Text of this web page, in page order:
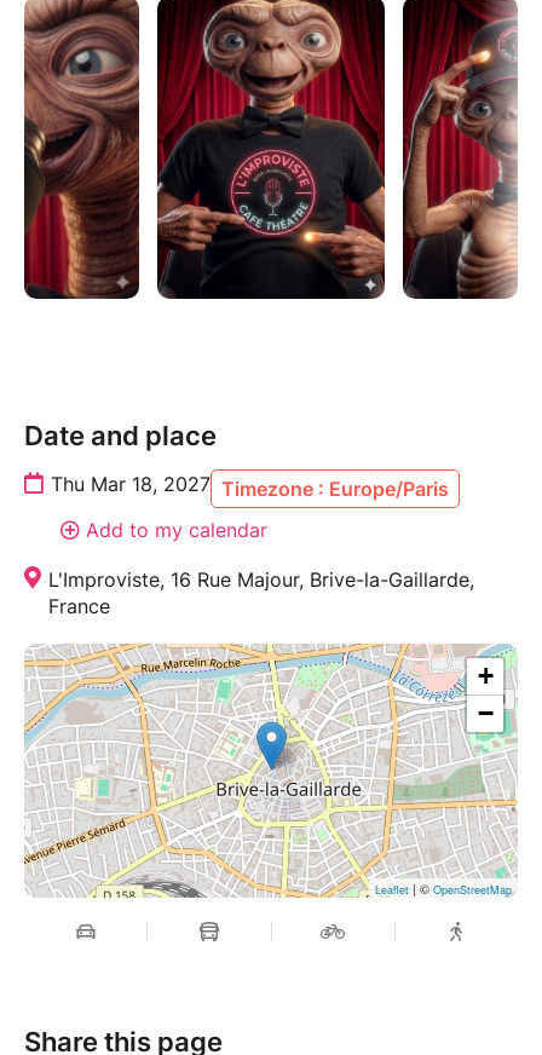
Date and place
Thu Mar 18, 2027 Timezone : Europe/Paris
Add to my calendar
L'Improviste, 16 Rue Majour, Brive-la-Gaillarde,
France
+
−
Leaflet | © OpenStreetMap
Share this page